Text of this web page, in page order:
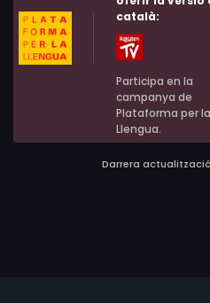
Helena-Alexis Seymour, Ian
Shadow
català:
Participa en la
campanya de
Plataforma per la
Llengua.
Darrera